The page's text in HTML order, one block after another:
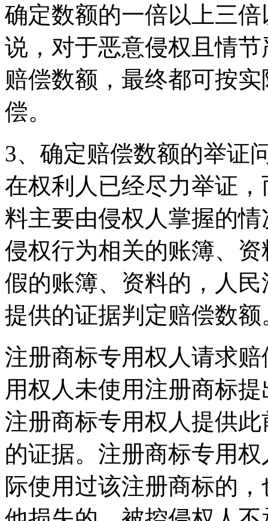
确定数额的一倍以上三
说，对于恶意侵权且情
赔偿数额，最终都可按
偿。
3、确定赔偿数额的举证
在权利人已经尽力举证
料主要由侵权人掌握的
侵权行为相关的账簿、
假的账簿、资料的，人
提供的证据判定赔偿数额
注册商标专用权人请求
用权人未使用注册商标
注册商标专用权人提供
的证据。注册商标专用
际使用过该注册商标的